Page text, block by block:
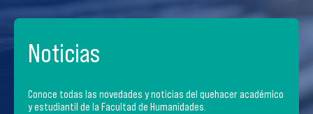
Noticias
Conoce todas las novedades y noticias del quehacer académico
y estudiantil de la Facultad de Humanidades.